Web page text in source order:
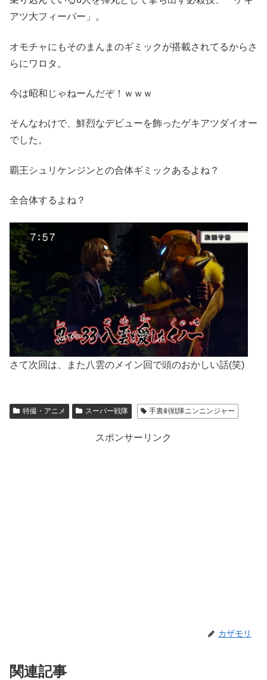
アツ大フィーバー」。
オモチャにもそのまんまのギミックが搭載されてるからさ
らにワロタ。
今は昭和じゃねーんだぞ！ｗｗｗ
そんなわけで、鮮烈なデビューを飾ったゲキアツダイオー
でした。
覇王シュリケンジンとの合体ギミックあるよね？
全合体するよね？
さて次回は、また八雲のメイン回で頭のおかしい話(笑)
特撮・アニメ スーパー戦隊 手裏剣戦隊ニンニンジャー
スポンサーリンク
カザモリ
関連記事